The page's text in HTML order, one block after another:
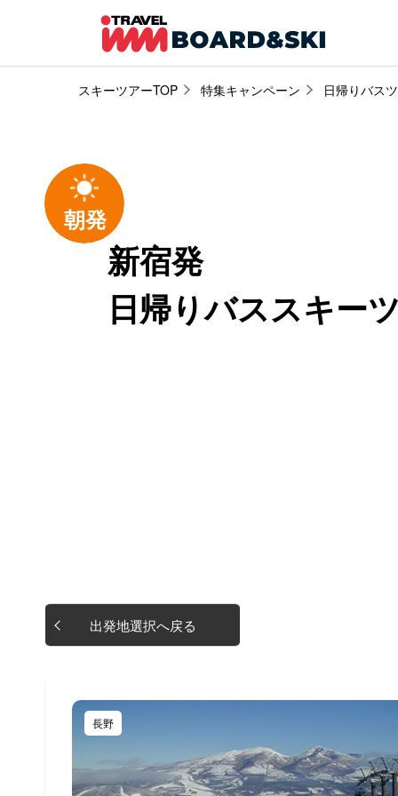
スキーツアーTOP 特集キャンペーン 日帰りバス
新宿発
日帰りバススキー
出発地選択へ戻る
長野